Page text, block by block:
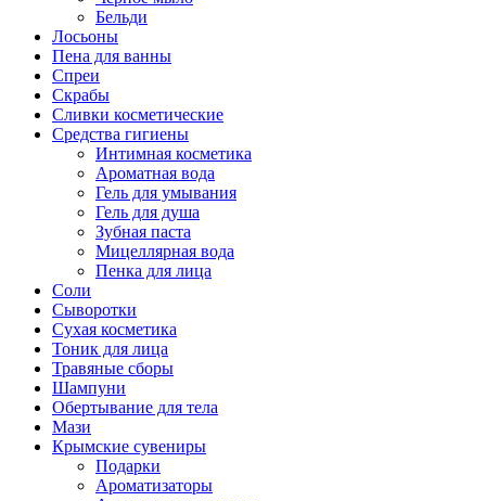
Бельди
Лосьоны
Пена для ванны
Спреи
Скрабы
Сливки косметические
Средства гигиены
Интимная косметика
Ароматная вода
Гель для умывания
Гель для душа
Зубная паста
Мицеллярная вода
Пенка для лица
Соли
Сыворотки
Сухая косметика
Тоник для лица
Травяные сборы
Шампуни
Обертывание для тела
Мази
Крымские сувениры
Подарки
Ароматизаторы